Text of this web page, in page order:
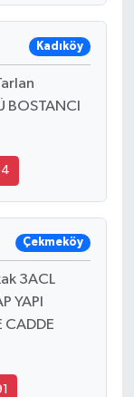
Kadıköy
BOSTANCI
Çekmeköy
3ACL
YAPI
CADDE